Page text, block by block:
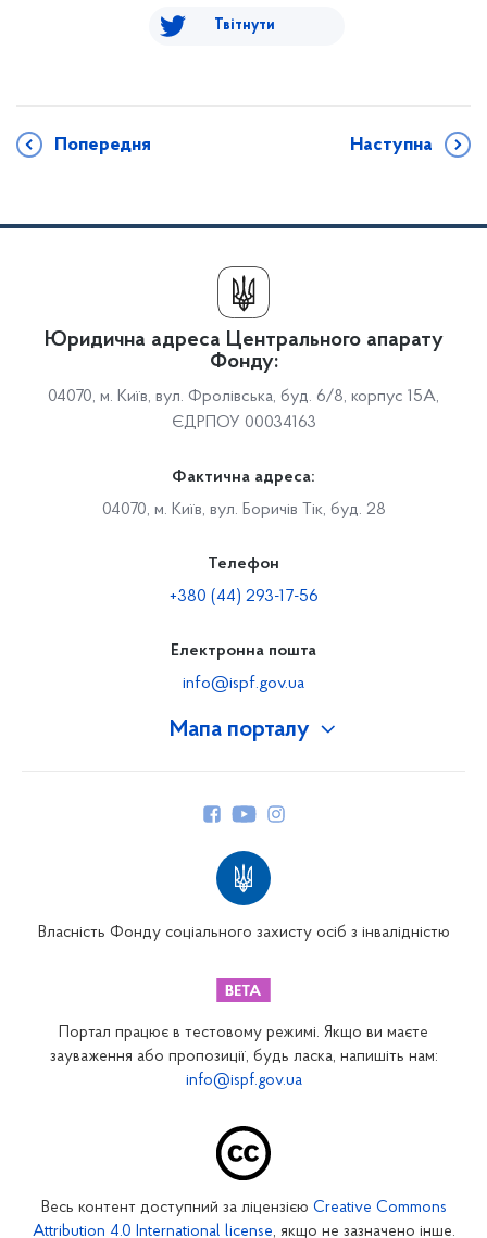
Твітнути
Попередня Наступна
Мапа порталу
Закарпатське відділення
Запорізьке відділення
Кіровоградське відділення
Юридична адреса Центрального апарату
Фонду:
04070, м. Київ, вул. Фролівська, буд. 6/8, корпус 15А,
ЄДРПОУ 00034163
Фактична адреса:
04070, м. Київ, вул. Боричів Тік, буд. 28
Телефон
+380 (44) 293-17-56
Електронна пошта
info@ispf.gov.ua
Власність Фонду соціального захисту осіб з інвалідністю
Портал працює в тестовому режимі. Якщо ви маєте
зауваження або пропозиції, будь ласка, напишіть нам:
info@ispf.gov.ua
Весь контент доступний за ліцензією Creative Commons
Attribution 4.0 International license, якщо не зазначено інше.